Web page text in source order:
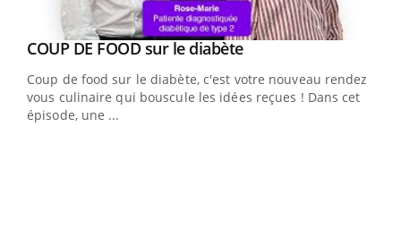
Youtube
COUP DE FOOD sur le diabèteYoutube
Coup de food sur le diabète, c'est votre nouveau rendez-
vous culinaire qui bouscule les idées reçues ! Dans cet
épisode, une ...